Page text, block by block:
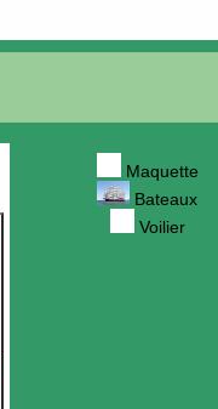
Maquette
Bateaux
Voilier